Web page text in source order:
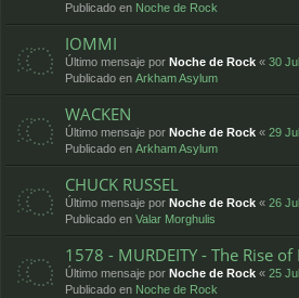
Publicado en Noche de Rock
IOMMI
Último mensaje por Noche de Rock « 30
Publicado en Arkham Asylum
WACKEN
Último mensaje por Noche de Rock « 29
Publicado en Arkham Asylum
CHUCK RUSSEL
Último mensaje por Noche de Rock « 26
Publicado en Valar Morghulis
1578 - MURDEITY - The Rise
Último mensaje por Noche de Rock « 25
Publicado en Noche de Rock